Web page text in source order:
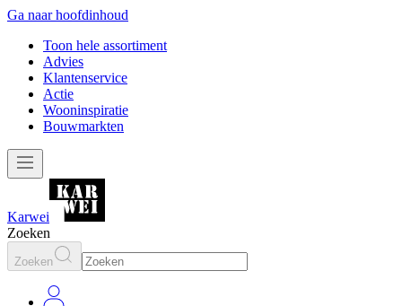
Ga naar hoofdinhoud
Toon hele assortiment
Advies
Klantenservice
Actie
Wooninspiratie
Bouwmarkten
Karwei
Zoeken
Zoeken